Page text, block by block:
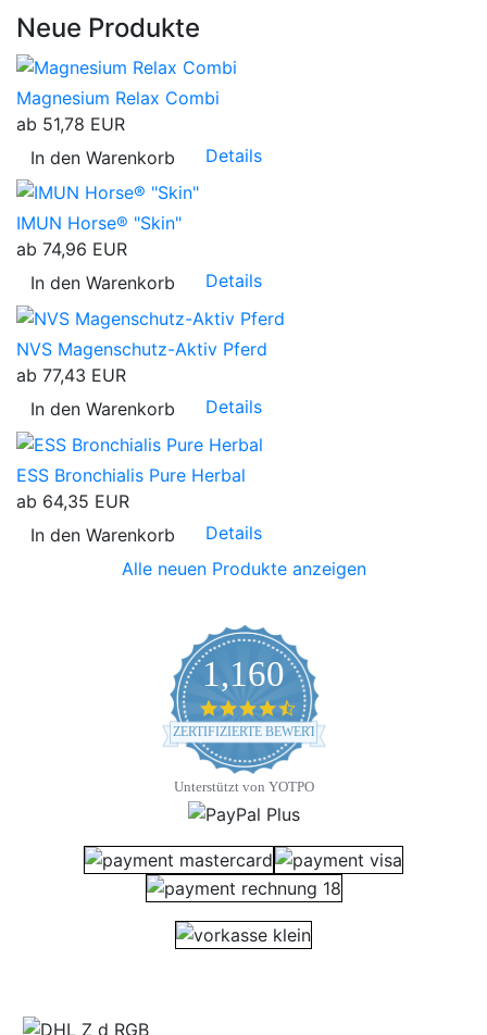
Neue Produkte
Magnesium Relax Combi
ab 51,78 EUR
In den Warenkorb
Details
IMUN Horse® "Skin"
ab 74,96 EUR
In den Warenkorb
Details
NVS Magenschutz-Aktiv Pferd
ab 77,43 EUR
In den Warenkorb
Details
ESS Bronchialis Pure Herbal
ab 64,35 EUR
In den Warenkorb
Details
Alle neuen Produkte anzeigen
1,160
4.7 star rating
ZERTIFIZIERTE BEWERTUNGEN
Unterstützt von YOTPO